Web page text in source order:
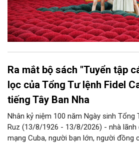
Ra mắt bộ sách "Tuyển tập
lọc của Tổng Tư lệnh Fidel
tiếng Tây Ban Nha
Nhân kỷ niệm 100 năm Ngày sinh Tổng
Ruz (13/8/1926 - 13/8/2026) - nhà lãnh
mạng Cuba, người bạn lớn, người đồng